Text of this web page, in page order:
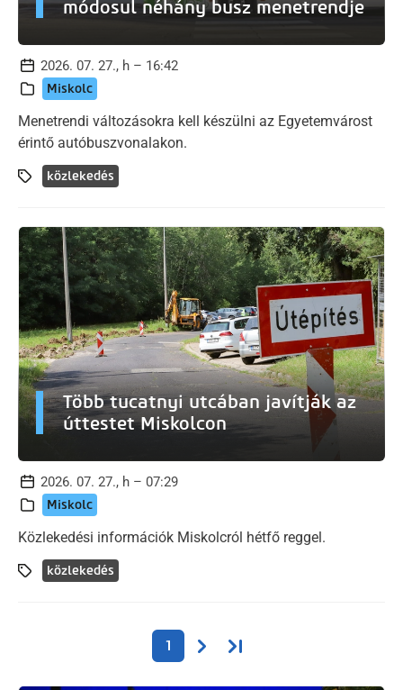
módosul néhány busz menetrendje
2026. 07. 27., h – 16:42
Miskolc
Menetrendi változásokra kell készülni az Egyetemvárost
érintő autóbuszvonalakon.
közlekedés
Több tucatnyi utcában javítják az
úttestet Miskolcon
2026. 07. 27., h – 07:29
Miskolc
Közlekedési információk Miskolcról hétfő reggel.
közlekedés
Oldalszámozás 1 Következő oldal
Utolsó oldal